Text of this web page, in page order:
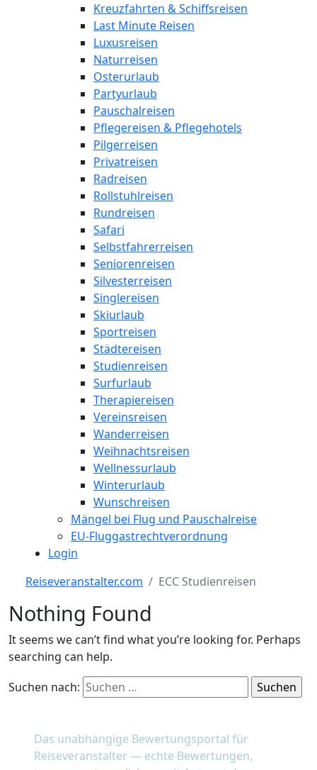
Kreuzfahrten & Schiffsreisen
Last Minute Reisen
Luxusreisen
Naturreisen
Osterurlaub
Partyurlaub
Pauschalreisen
Pflegereisen & Pflegehotels
Pilgerreisen
Privatreisen
Radreisen
Rollstuhlreisen
Rundreisen
Safari
Selbstfahrerreisen
Seniorenreisen
Silvesterreisen
Singlereisen
Skiurlaub
Sportreisen
Städtereisen
Studienreisen
Surfurlaub
Therapiereisen
Vereinsreisen
Wanderreisen
Weihnachtsreisen
Wellnessurlaub
Winterurlaub
Wunschreisen
Mängel bei Flug und Pauschalreise
EU-Fluggastrechtverordnung
Login
Reiseveranstalter.com
ECC Studienreisen
Nothing Found
It seems we can’t find what you’re looking for. Perhaps
searching can help.
Suchen nach:
Das unabhängige Bewertungsportal für
Reiseveranstalter — echte Bewertungen,